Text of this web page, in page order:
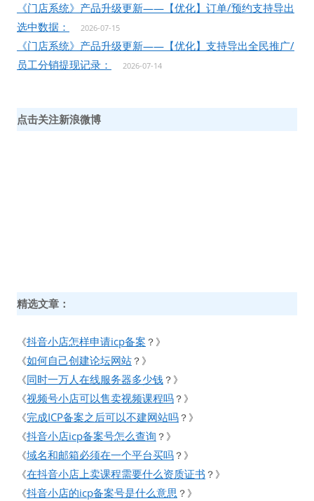
《门店系统》产品升级更新——【优化】订单/预约支持导出
选中数据：
2026-07-15
《门店系统》产品升级更新——【优化】支持导出全民推广/
员工分销提现记录：
2026-07-14
点击关注新浪微博
精选文章：
《抖音小店怎样申请icp备案 ？》
《如何自己创建论坛网站 ？》
《同时一万人在线服务器多少钱 ？》
《视频号小店可以售卖视频课程吗 ？》
《完成ICP备案之后可以不建网站吗 ？》
《抖音小店icp备案号怎么查询 ？》
《域名和邮箱必须在一个平台买吗 ？》
《在抖音小店上卖课程需要什么资质证书 ？》
《抖音小店的icp备案号是什么意思 ？》